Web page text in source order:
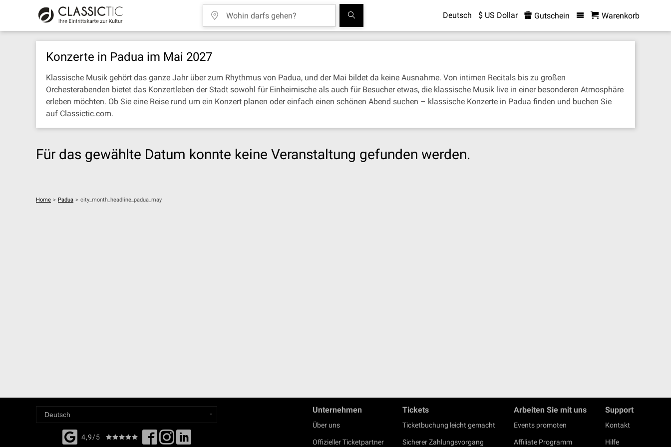
Deutsch $ US Dollar Gutschein Warenkorb
Konzerte in Padua im Mai 2027
Klassische Musik gehört das ganze Jahr über zum Rhythmus von Padua, und der Mai bildet da keine Ausnahme. Von intimen Recitals bis zu großen
Orchesterabenden bietet das Konzertleben der Stadt sowohl für Einheimische als auch für Besucher etwas, die klassische Musik live in einer besonderen Atmosphäre
erleben möchten. Ob Sie eine Reise rund um ein Konzert planen oder einfach einen schönen Abend suchen – klassische Konzerte in Padua finden und buchen Sie
auf Classictic.com.
Für das gewählte Datum konnte keine Veranstaltung gefunden werden.
Home > Padua > city_month_headline_padua_may
4,9/5
Unternehmen
Über uns
Offizieller Ticketpartner
Tickets
Ticketbuchung leicht gemacht
Sicherer Zahlungsvorgang
Arbeiten Sie mit uns
Events promoten
Affiliate Programm
Support
Kontakt
Hilfe